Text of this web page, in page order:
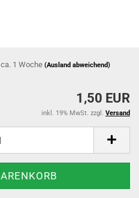
ca. 1 Woche(Ausland abweichend)
1,50 EUR
inkl. 19% MwSt. zzgl. Versand